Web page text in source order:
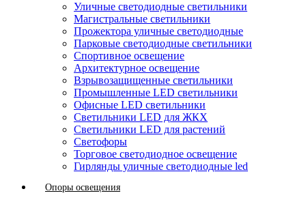
Уличные светодиодные светильники
Магистральные светильники
Прожектора уличные светодиодные
Парковые светодиодные светильники
Спортивное освещение
Архитектурное освещение
Взрывозащищенные светильники
Промышленные LED светильники
Офисные LED светильники
Cветильники LED для ЖКХ
Светильники LED для растений
Светофоры
Торговое светодиодное освещение
Гирлянды уличные светодиодные led
Опоры освещения